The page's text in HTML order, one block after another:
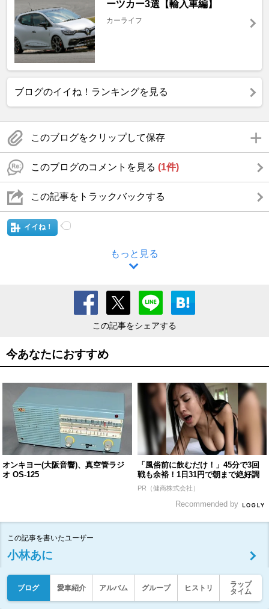
ーツカー3選【輸入車編】
カーライフ
ブログのイイね！ランキングを見る
このブログをクリップして保存
このブログのコメントを見る (1件)
この記事をトラックバックする
イイね！
もっと見る
この記事をシェアする
今あなたにおすすめ
オンキヨー(大阪音響)、真空管ラジ
オ OS-125
「風俗前に飲むだけ！」45分で3回
戦も余裕！1日31円で朝まで絶好調
PR（健商株式会社）
Recommended by
この記事を書いたユーザー
小林あに
ブログ 愛車紹介 アルバム グループ ヒストリ
ラップ
タイム